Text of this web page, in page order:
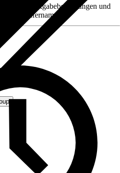
z. B. Rückgabebedingungen und
Verkäufernamen.